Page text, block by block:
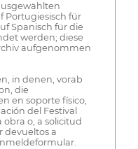
Portugiesisch für
Spanisch für die
werden; diese
aufgenommen
in denen, vorab
die
en soporte físico,
del Festival
o, a solicitud
devueltos a